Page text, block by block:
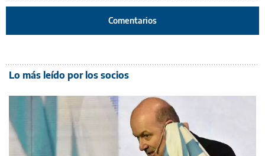
Comentarios
Lo más leído por los socios